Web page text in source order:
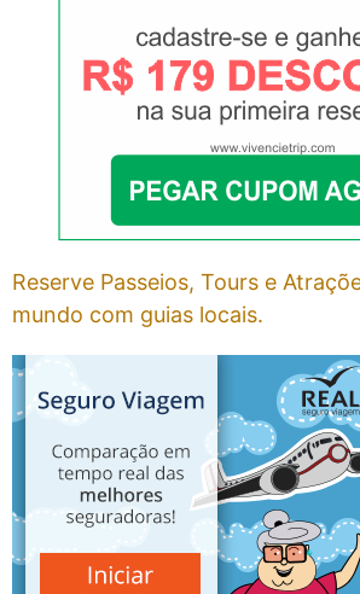
Reserve Passeios, Tours e
mundo com guias locais.